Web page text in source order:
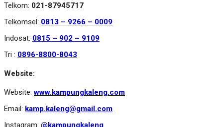
Telkom: 021-87945717
Telkomsel: 0813 – 9266 – 0009
Indosat: 0815 – 902 – 9109
Tri : 0896-8800-8043
Website:
Website:www.kampungkaleng.com
Email: kamp.kaleng@gmail.com
Instagram: @kampungkaleng